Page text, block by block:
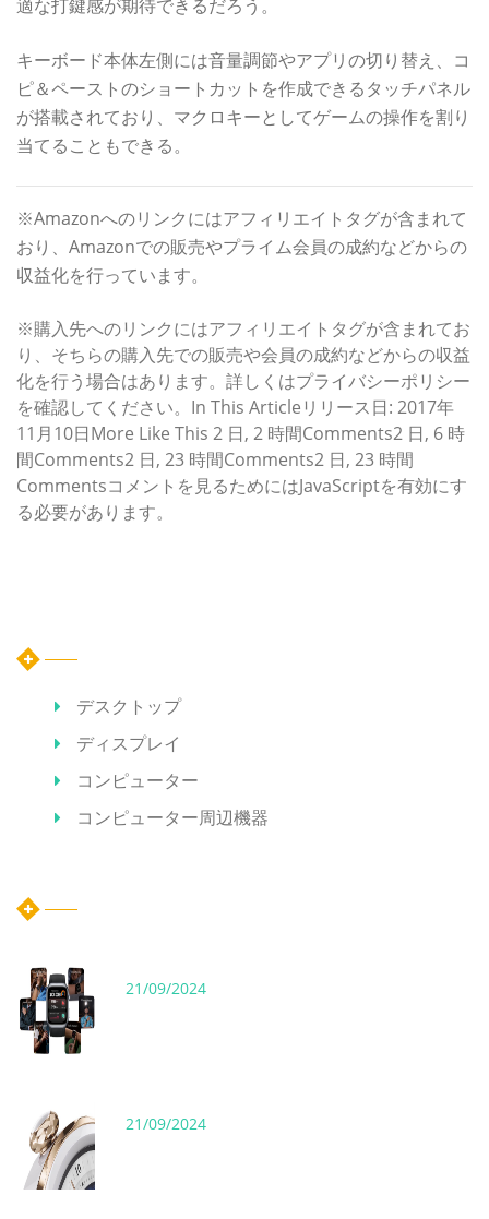
適な打鍵感が期待できるだろう。
キーボード本体左側には音量調節やアプリの切り替え、コ
ピ＆ペーストのショートカットを作成できるタッチパネル
が搭載されており、マクロキーとしてゲームの操作を割り
当てることもできる。
※Amazonへのリンクにはアフィリエイトタグが含まれて
おり、Amazonでの販売やプライム会員の成約などからの
収益化を行っています。
※購入先へのリンクにはアフィリエイトタグが含まれてお
り、そちらの購入先での販売や会員の成約などからの収益
化を行う場合はあります。詳しくはプライバシーポリシー
を確認してください。In This Articleリリース日: 2017年
11月10日More Like This 2 日, 2 時間Comments2 日, 6 時
間Comments2 日, 23 時間Comments2 日, 23 時間
Commentsコメントを見るためにはJavaScriptを有効にす
る必要があります。
デスクトップ
ディスプレイ
コンピューター
コンピューター周辺機器
21/09/2024
21/09/2024